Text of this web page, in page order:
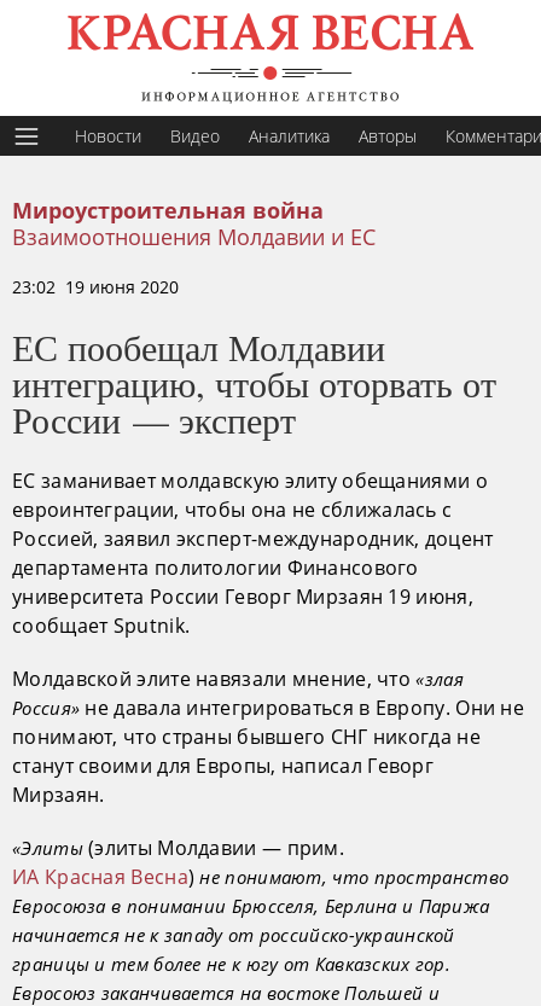
Новости Видео Аналитика Авторы
Мироустроительная война
Взаимоотношения Молдавии и ЕС
23:02 19 июня 2020
ЕС пообещал Молдавии
интеграцию, чтобы оторвать от
России — эксперт
ЕС заманивает молдавскую элиту обещаниями о
евроинтеграции, чтобы она не сближалась с
Россией, заявил эксперт-международник, доцент
департамента политологии Финансового
университета России Геворг Мирзаян 19 июня,
сообщает Sputnik.
Молдавской элите навязали мнение, что«злая
Россия» не давала интегрироваться в Европу. Они не
понимают, что страны бывшего СНГ никогда не
станут своими для Европы, написал Геворг
Мирзаян.
«Элиты(элиты Молдавии — прим.
ИА Красная Весна)не понимают, что пространство
Евросоюза в понимании Брюсселя, Берлина и Парижа
начинается не к западу от российско-украинской
границы и тем более не к югу от Кавказских гор.
Евросоюз заканчивается на востоке Польшей и